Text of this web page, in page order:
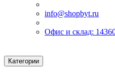
info@shopbyt.ru
Офис и склад:
Категории